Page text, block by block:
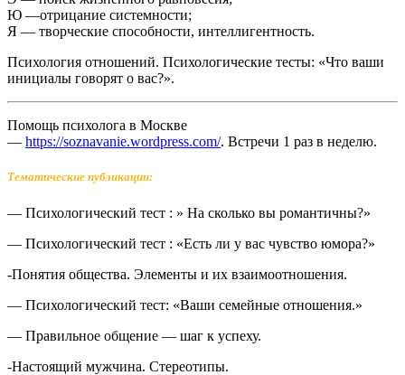
Ю —отрицание системности;
Я — творческие способности, интеллигентность.
Психология отношений. Психологические тесты: «Что ваши
инициалы говорят о вас?».
Помощь психолога в Москве
— https://soznavanie.wordpress.com/. Встречи 1 раз в неделю.
Тематические публикации:
— Психологический тест : » На сколько вы романтичны?»
— Психологический тест : «Есть ли у вас чувство юмора?»
-Понятия общества. Элементы и их взаимоотношения.
— Психологический тест: «Ваши семейные отношения.»
— Правильное общение — шаг к успеху.
-Настоящий мужчина. Стереотипы.